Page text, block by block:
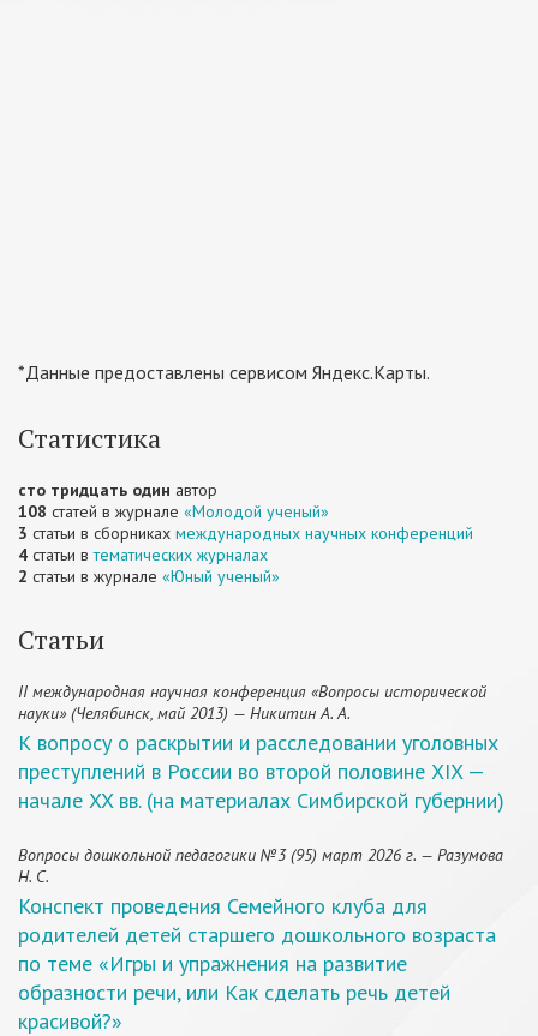
*Данные предоставлены сервисом Яндекс.Карты.
Статистика
сто тридцать один автор
108 статей в журнале «Молодой ученый»
3 статьи в сборниках международных научных конференций
4 статьи втематических журналах
2 статьи в журнале «Юный ученый»
Статьи
II международная научная конференция «Вопросы исторической
науки» (Челябинск, май 2013) — Никитин А. А.
К вопросу о раскрытии и расследовании уголовных
преступлений в России во второй половине XIX —
начале XX вв. (на материалах Симбирской губернии)
Вопросы дошкольной педагогики №3 (95) март 2026 г. — Разумова
Н. С.
Конспект проведения Семейного клуба для
родителей детей старшего дошкольного возраста
по теме «Игры и упражнения на развитие
образности речи, или Как сделать речь детей
красивой?»